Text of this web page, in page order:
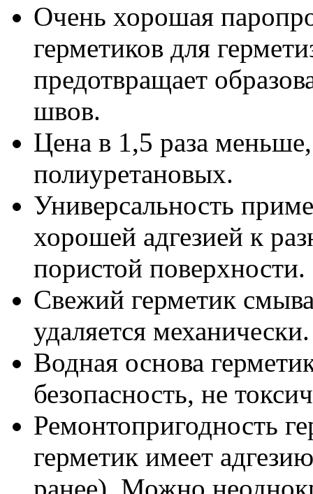
Очень хорошая
герметиков для
предотвращает
швов.
Цена в 1,5 раза
полиуретановых.
Универсальность
хорошей адгезией к
пористой поверхности.
Свежий герметик
удаляется механически.
Водная основа
безопасность, не
Ремонтопригодность
герметик имеет
ранее). Можно